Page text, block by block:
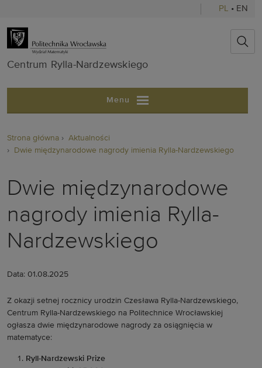
PL • EN
Centrum
Centrum Rylla-Nardzewskiego
Menu
Strona główna
Aktualności
Dwie międzynarodowe nagrody imienia Rylla-Nardzewskiego
Dwie międzynarodowe
nagrody imienia Rylla-
Nardzewskiego
Data: 01.08.2025
Z okazji setnej rocznicy urodzin Czesława Rylla-Nardzewskiego,
Centrum Rylla-Nardzewskiego na Politechnice Wrocławskiej
ogłasza dwie międzynarodowe nagrody za osiągnięcia w
matematyce:
Ryll-Nardzewski Prize